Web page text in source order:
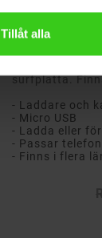
Tillåt alla
Goobay USB
kabel svart i
Goobay
att ladda eller
surfplatta.
- Laddare och
- Micro USB
- Ladda eller
- Finns i flera